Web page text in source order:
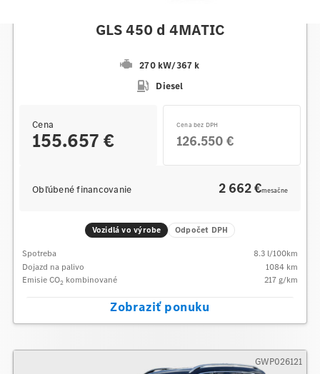
GLS 450 d 4MATIC
270 kW/367 k
Diesel
Cena
155.657 €
Cena bez DPH
126.550 €
Obľúbené financovanie 2 662 €mesačne
Vozidlá vo výrobe Odpočet DPH
Spotreba 8.3 l/100km
Dojazd na palivo
1084 km
Emisie CO2 kombinované 217g/km
Zobraziť ponuku
GWP026121